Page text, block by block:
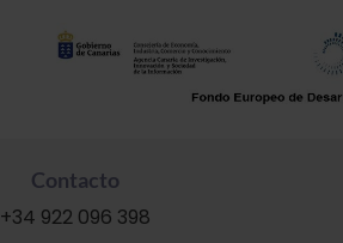
Contacto
+34 922 096 398